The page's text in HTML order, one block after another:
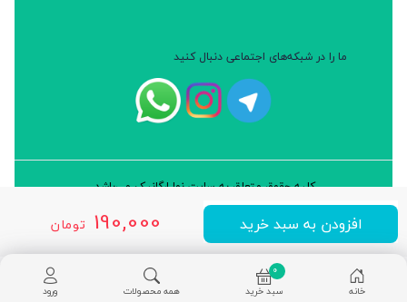
190,000 تومان افزودن به سبد خرید
ما را در شبکه‌های اجتماعی دنبال کنید
کلیه حقوق متعلق به سایت نوا ارگانیک می‌باشد.
طراحی و توسعه: شرکت داده پردازان سورن ایرانیان (نرم افزار سارب)
خانه
0
سبد خرید
همه محصولات ورود